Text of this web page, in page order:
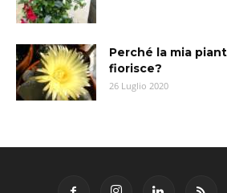
Perché la mia
fiorisce?
26 Luglio 2020